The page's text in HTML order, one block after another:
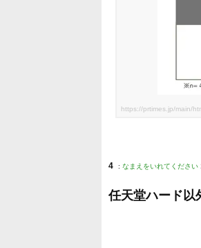
https://prtimes.jp/main/
4 : なまえをいれてください
任天堂ハード以